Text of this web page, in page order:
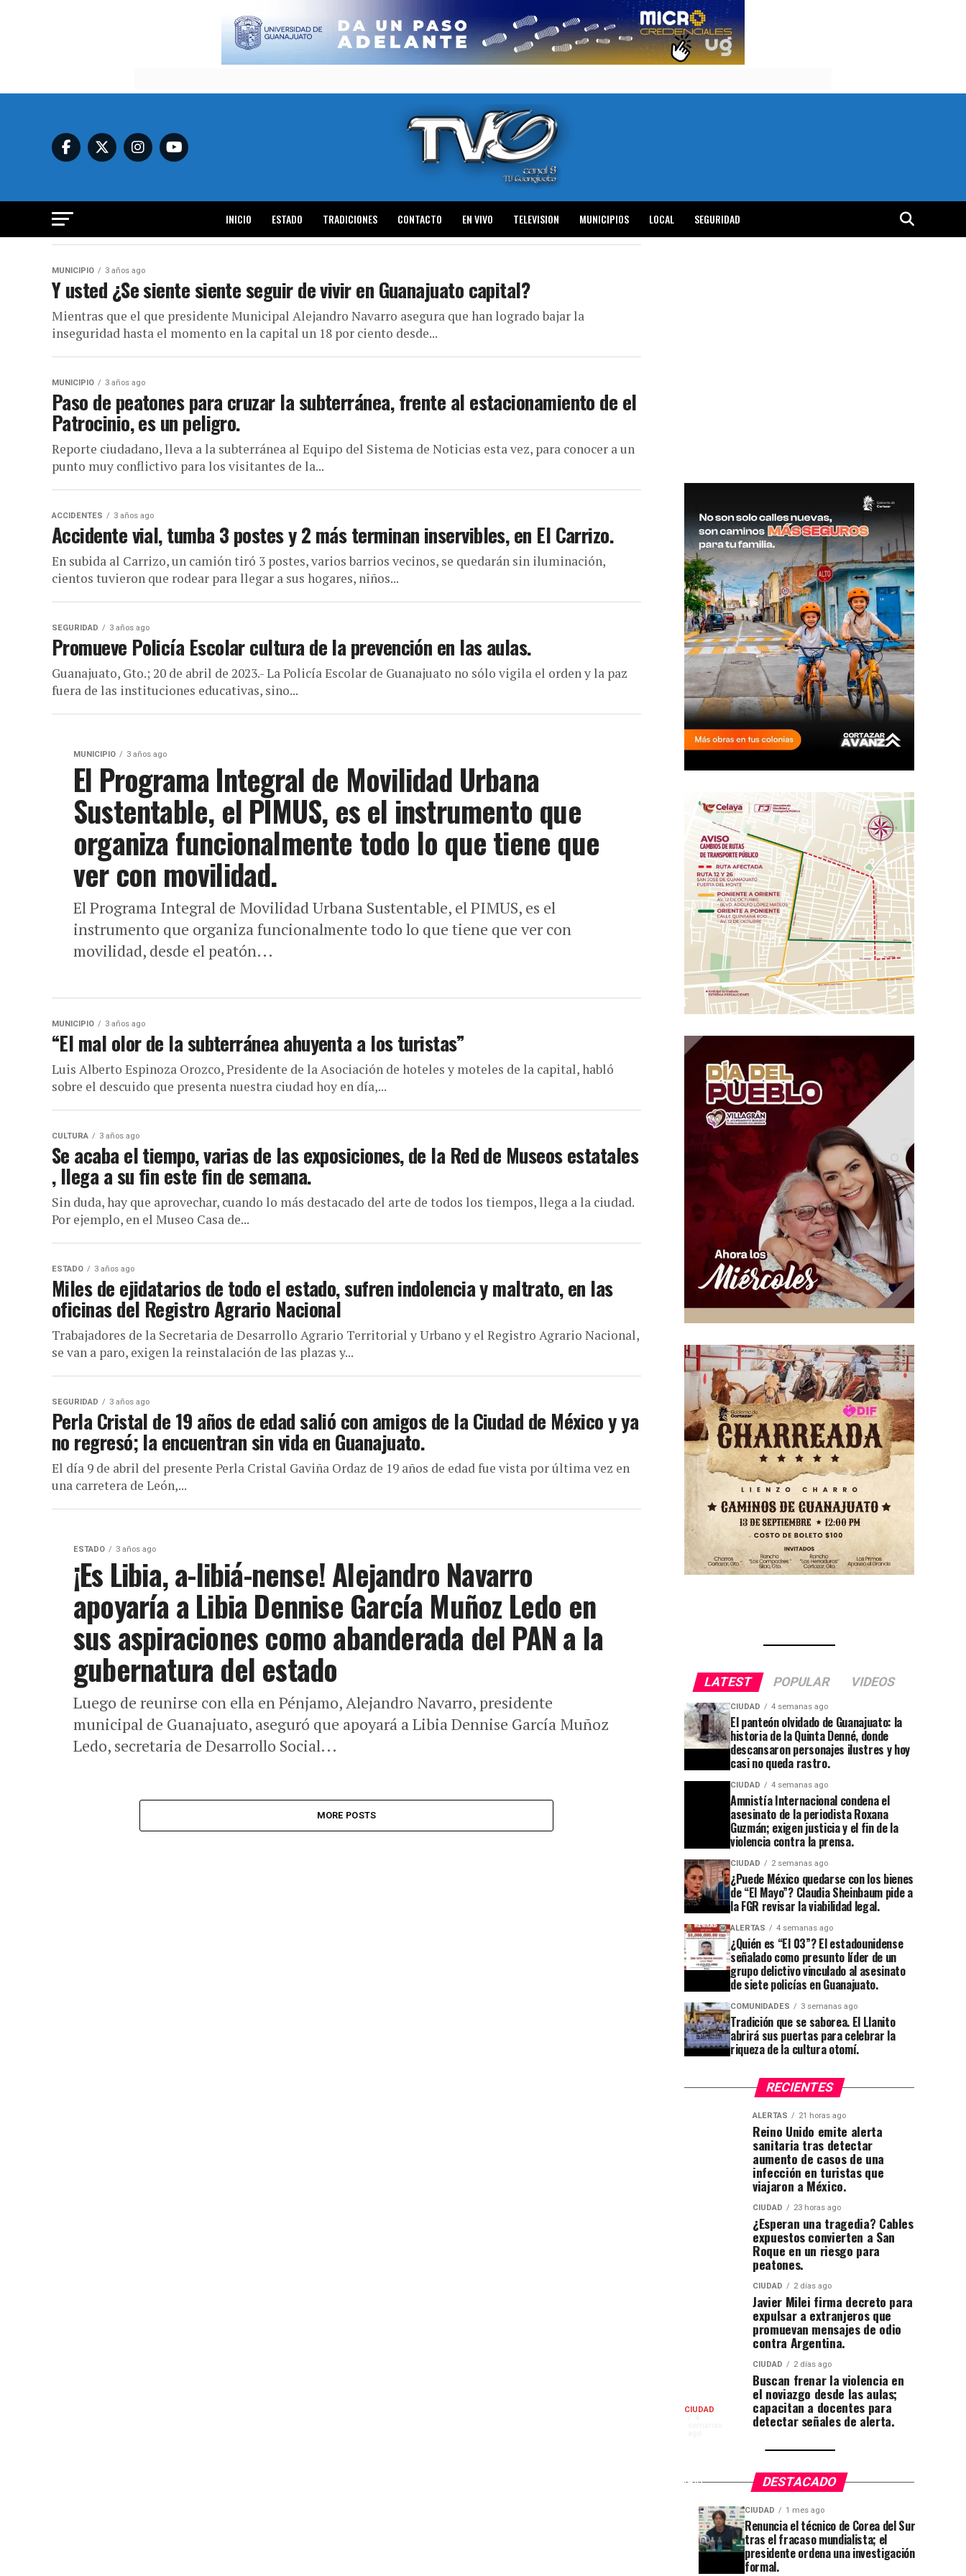
INICIO ESTADO TRADICIONES CONTACTO EN VIVO TELEVISION MUNICIPIOS LOCAL SEGURIDAD
MUNICIPIO 3 años ago
Y usted ¿Se siente siente seguir de vivir en Guanajuato capital?
Mientras que el que presidente Municipal Alejandro Navarro asegura que han logrado bajar la
inseguridad hasta el momento en la capital un 18 por ciento desde...
MUNICIPIO 3 años ago
Paso de peatones para cruzar la subterránea, frente al estacionamiento de el
Patrocinio, es un peligro.
Reporte ciudadano, lleva a la subterránea al Equipo del Sistema de Noticias esta vez, para conocer a un
punto muy conflictivo para los visitantes de la...
ACCIDENTES 3 años ago
Accidente vial, tumba 3 postes y 2 más terminan inservibles, en El Carrizo.
En subida al Carrizo, un camión tiró 3 postes, varios barrios vecinos, se quedarán sin iluminación,
cientos tuvieron que rodear para llegar a sus hogares, niños...
SEGURIDAD 3 años ago
Promueve Policía Escolar cultura de la prevención en las aulas.
Guanajuato, Gto.; 20 de abril de 2023.- La Policía Escolar de Guanajuato no sólo vigila el orden y la paz
fuera de las instituciones educativas, sino...
MUNICIPIO 3 años ago
El Programa Integral de Movilidad Urbana
Sustentable, el PIMUS, es el instrumento que
organiza funcionalmente todo lo que tiene que
ver con movilidad.
El Programa Integral de Movilidad Urbana Sustentable, el PIMUS, es el
instrumento que organiza funcionalmente todo lo que tiene que ver con
movilidad, desde el peatón...
MUNICIPIO 3 años ago
“El mal olor de la subterránea ahuyenta a los turistas”
Luis Alberto Espinoza Orozco, Presidente de la Asociación de hoteles y moteles de la capital, habló
sobre el descuido que presenta nuestra ciudad hoy en día,...
CULTURA 3 años ago
Se acaba el tiempo, varias de las exposiciones, de la Red de Museos estatales
, llega a su fin este fin de semana.
Sin duda, hay que aprovechar, cuando lo más destacado del arte de todos los tiempos, llega a la ciudad.
Por ejemplo, en el Museo Casa de...
ESTADO 3 años ago
Miles de ejidatarios de todo el estado, sufren indolencia y maltrato, en las
oficinas del Registro Agrario Nacional
Trabajadores de la Secretaria de Desarrollo Agrario Territorial y Urbano y el Registro Agrario Nacional,
se van a paro, exigen la reinstalación de las plazas y...
SEGURIDAD 3 años ago
Perla Cristal de 19 años de edad salió con amigos de la Ciudad de México y ya
no regresó; la encuentran sin vida en Guanajuato.
El día 9 de abril del presente Perla Cristal Gaviña Ordaz de 19 años de edad fue vista por última vez en
una carretera de León,...
ESTADO 3 años ago
¡Es Libia, a-libiá-nense! Alejandro Navarro
apoyaría a Libia Dennise García Muñoz Ledo en
sus aspiraciones como abanderada del PAN a la
gubernatura del estado
Luego de reunirse con ella en Pénjamo, Alejandro Navarro, presidente
municipal de Guanajuato, aseguró que apoyará a Libia Dennise García Muñoz
Ledo, secretaria de Desarrollo Social...
MORE POSTS
LATEST POPULAR VIDEOS
CIUDAD 4 semanas ago
El panteón olvidado de Guanajuato: la
historia de la Quinta Denné, donde
descansaron personajes ilustres y hoy
casi no queda rastro.
CIUDAD 4 semanas ago
Amnistía Internacional condena el
asesinato de la periodista Roxana
Guzmán; exigen justicia y el fin de la
violencia contra la prensa.
CIUDAD 2 semanas ago
¿Puede México quedarse con los bienes
de “El Mayo”? Claudia Sheinbaum pide a
la FGR revisar la viabilidad legal.
ALERTAS 4 semanas ago
¿Quién es “El 03”? El estadounidense
señalado como presunto líder de un
grupo delictivo vinculado al asesinato
de siete policías en Guanajuato.
COMUNIDADES 3 semanas ago
Tradición que se saborea. El Llanito
abrirá sus puertas para celebrar la
riqueza de la cultura otomí.
RECIENTES
ALERTAS 21 horas ago
Reino Unido emite alerta
sanitaria tras detectar
aumento de casos de una
infección en turistas que
viajaron a México.
CIUDAD 23 horas ago
¿Esperan una tragedia? Cables
expuestos convierten a San
Roque en un riesgo para
peatones.
CIUDAD 2 días ago
Javier Milei firma decreto para
expulsar a extranjeros que
promuevan mensajes de odio
contra Argentina.
CIUDAD 2 días ago
Buscan frenar la violencia en
el noviazgo desde las aulas;
capacitan a docentes para
detectar señales de alerta.
DESTACADO
CIUDAD
¡Del
Mundial
a
la
historia!
que
convirtió
uno
ALERTAS
4
semanas
ago
¿Quién
“El
ESTADO
1
mes
ago
Gobierno
CIUDAD 1 mes ago
Renuncia el técnico de Corea del Sur
tras el fracaso mundialista; el
presidente ordena una investigación
formal.